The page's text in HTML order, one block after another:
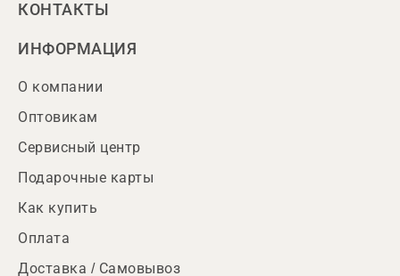
КОНТАКТЫ
ИНФОРМАЦИЯ
О компании
Оптовикам
Сервисный центр
Подарочные карты
Как купить
Оплата
Доставка / Самовывоз